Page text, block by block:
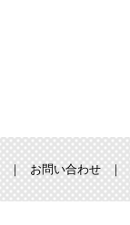
お問い合わせ